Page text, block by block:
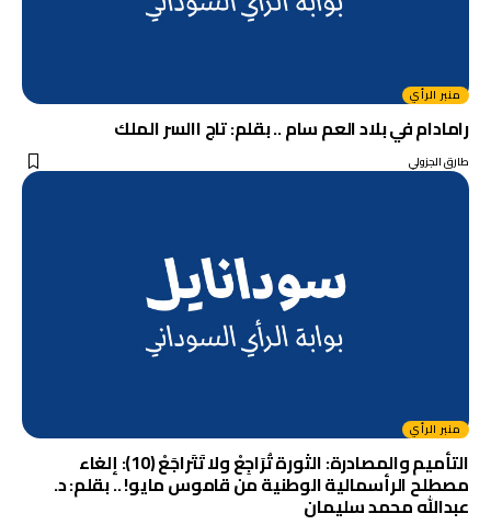
منبر الرأي
رامادام في بلاد العم سام .. بقلم: تاج االسر الملك
طارق الجزولي
منبر الرأي
التأميم والمصادرة: الثورة تُرَاجِعْ ولا تَتَراجَعْ (10): إلغاء
مصطلح الرأسمالية الوطنية من قاموس مايو! .. بقلم: د.
عبدالله محمد سليمان